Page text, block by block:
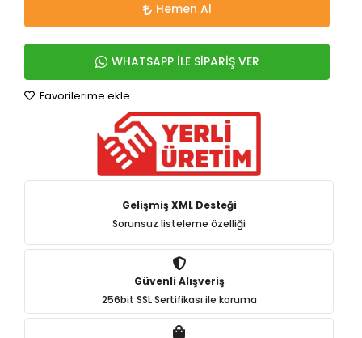
Hemen Al
WHATSAPP İLE SİPARİŞ VER
Favorilerime ekle
Gelişmiş XML Desteği
Sorunsuz listeleme özelliği
Güvenli Alışveriş
256bit SSL Sertifikası ile koruma